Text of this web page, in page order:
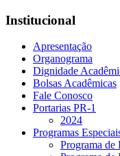
Institucional
Apresentação
Organograma
Dignidade
Bolsas Acadêmicas
Fale Conosco
Portarias PR-1
2024
Programas
Programa de